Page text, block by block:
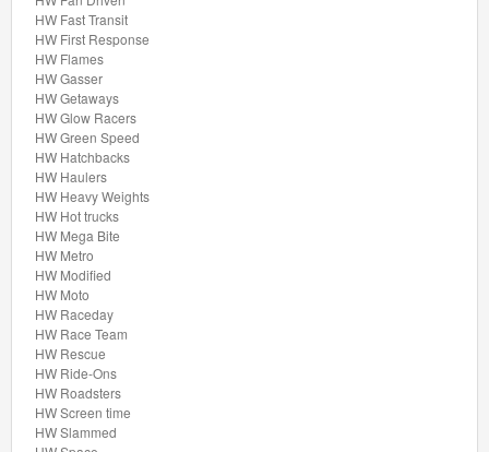
Bel
Air
Compact
Kings
Drag
Racers
Drop
Tops
Exoticars
Experimotors
Factory
HW Fast Transit
HW First Response
HW Flames
HW Gasser
HW Getaways
HW Glow Racers
HW Green Speed
HW Hatchbacks
HW Haulers
HW Heavy Weights
HW Hot trucks
HW Mega Bite
HW Metro
HW Modified
HW Moto
HW Raceday
HW Race Team
HW Rescue
HW Ride-Ons
HW Roadsters
HW Screen time
HW Slammed